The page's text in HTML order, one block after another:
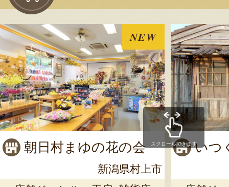
発送目安：3～5日
賞味期限：風味の
米後1ヶ月以内に
￥5,780～(送料
売切れ のし可
NEW
朝日村まゆの花の会
新潟県村上市
いつ
スクロールできます